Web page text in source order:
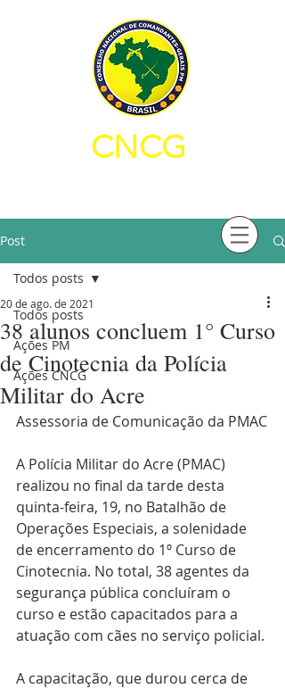
CNCG
Post
Todos posts
Ações PM
Ações CNCG
Todos posts
38 alunos concluem 1° Curso
de Cinotecnia da Polícia
Militar do Acre
20 de ago. de 2021
Assessoria de Comunicação da PMAC
A Polícia Militar do Acre (PMAC)
realizou no final da tarde desta
quinta-feira, 19, no Batalhão de
Operações Especiais, a solenidade
de encerramento do 1º Curso de
Cinotecnia. No total, 38 agentes da
segurança pública concluíram o
curso e estão capacitados para a
atuação com cães no serviço policial.
A capacitação, que durou cerca de